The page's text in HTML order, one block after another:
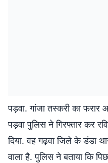
पड़वा. गांजा तस्करी का फरार
पड़वा पुलिस ने गिरफ्तार कर
दिया. वह गढ़वा जिले के डंडा
वाला है. पुलिस ने बताया कि